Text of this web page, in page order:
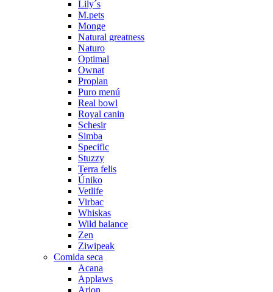
Lily´s
M.pets
Monge
Natural greatness
Naturo
Optimal
Ownat
Proplan
Puro menú
Real bowl
Royal canin
Schesir
Simba
Specific
Stuzzy
Terra felis
Úniko
Vetlife
Virbac
Whiskas
Wild balance
Zen
Ziwipeak
Comida seca
Acana
Applaws
Arion